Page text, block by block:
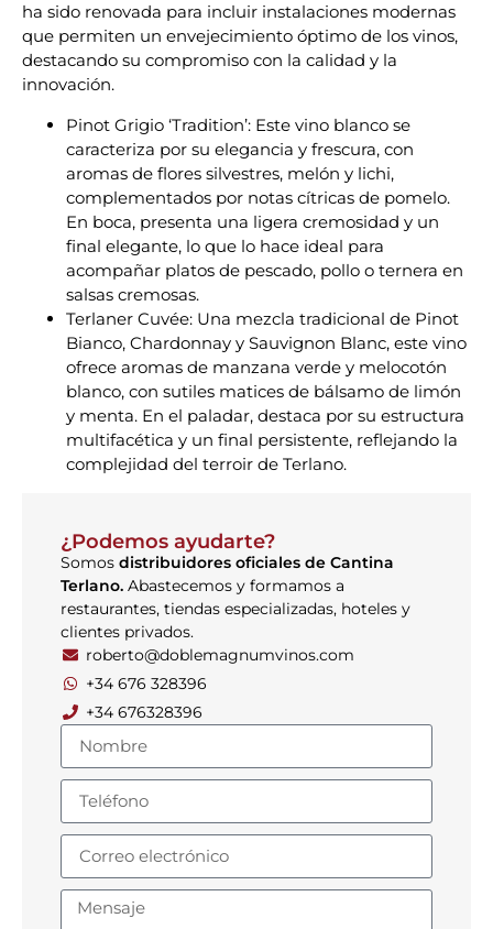
ha sido renovada para incluir instalaciones modernas
que permiten un envejecimiento óptimo de los vinos,
destacando su compromiso con la calidad y la
innovación.
Pinot Grigio ‘Tradition’: Este vino blanco se
caracteriza por su elegancia y frescura, con
aromas de flores silvestres, melón y lichi,
complementados por notas cítricas de pomelo.
En boca, presenta una ligera cremosidad y un
final elegante, lo que lo hace ideal para
acompañar platos de pescado, pollo o ternera en
salsas cremosas.
Terlaner Cuvée: Una mezcla tradicional de Pinot
Bianco, Chardonnay y Sauvignon Blanc, este vino
ofrece aromas de manzana verde y melocotón
blanco, con sutiles matices de bálsamo de limón
y menta. En el paladar, destaca por su estructura
multifacética y un final persistente, reflejando la
complejidad del terroir de Terlano.
¿Podemos ayudarte?
Somos distribuidores oficiales de Cantina
Terlano. Abastecemos y formamos a
restaurantes, tiendas especializadas, hoteles y
clientes privados.
roberto@doblemagnumvinos.com
+34 676 328396
+34 676328396